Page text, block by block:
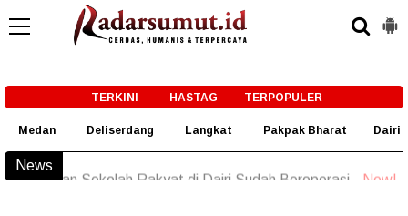
TERKINI HASTAG TERPOPULER
Medan Deliserdang Langkat Pakpak Bharat Dairi
News